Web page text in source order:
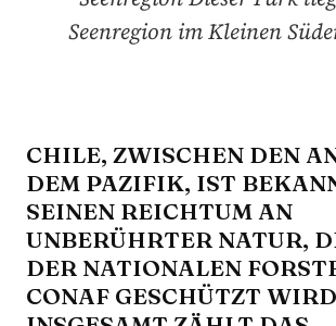
Seenregion im Kleinen
CHILE, ZWISCHEN DEN
DEM PAZIFIK, IST
SEINEN REICHTUM AN
UNBERÜHRTER NATUR,
DER NATIONALEN
CONAF GESCHÜTZT